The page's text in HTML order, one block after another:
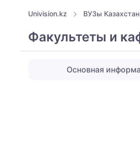
Univision.kz ВУЗы
Факультеты и
Основная